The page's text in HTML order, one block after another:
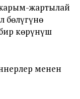
жартылай
бөлүгүнө
көрүнүш
менен